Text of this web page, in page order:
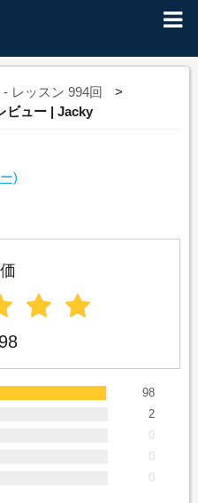
レッスン 994回
ビュー | Jacky
)
98
2
0
0
0